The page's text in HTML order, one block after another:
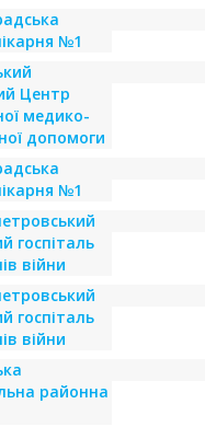
№1
Центр
медико-
допомоги
№1
госпіталь
війни
госпіталь
війни
районна